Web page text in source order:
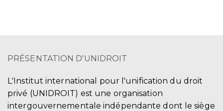
PRÉSENTATION D'UNIDROIT
L'Institut international pour l'unification du droit
privé (UNIDROIT) est une organisation
intergouvernementale indépendante dont le siège